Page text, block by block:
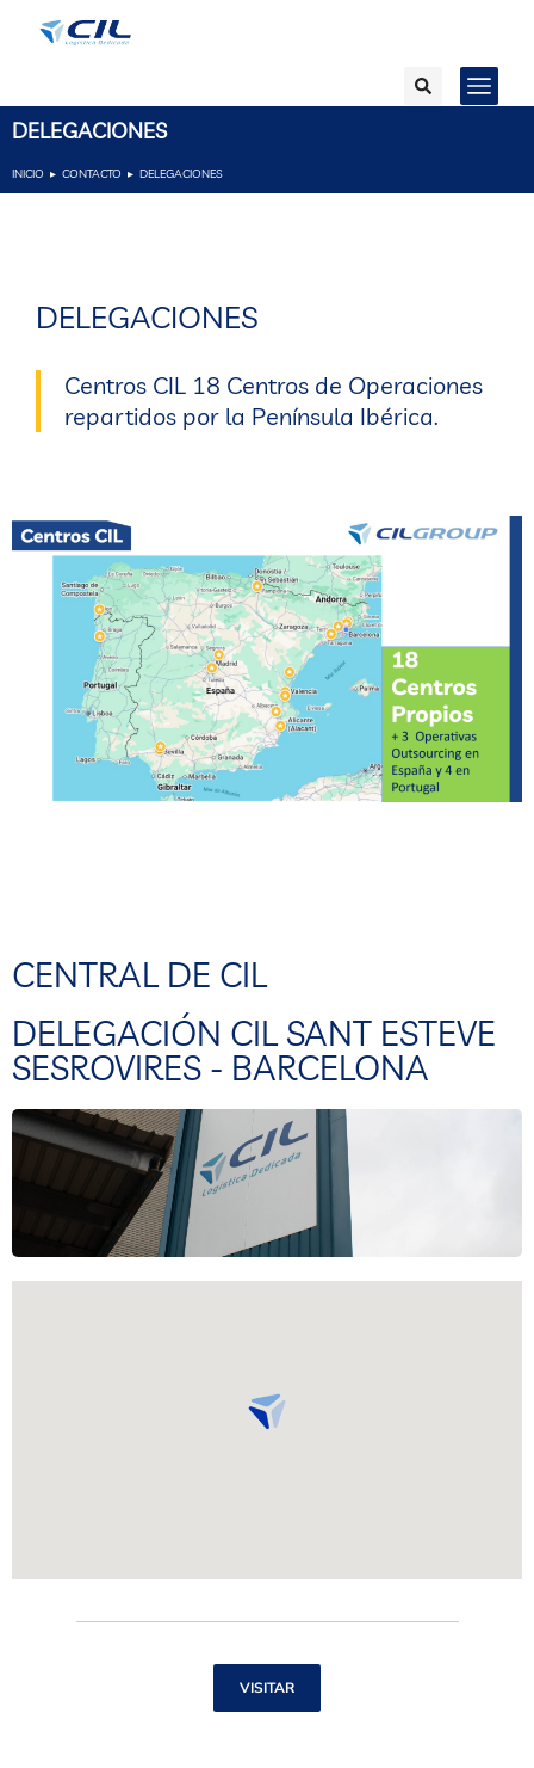
DELEGACIONES
Estás aquí:
INICIO CONTACTO DELEGACIONES
DELEGACIONES
Centros CIL 18 Centros de Operaciones
repartidos por la Península Ibérica.
CENTRAL DE CIL
DELEGACIÓN CIL SANT ESTEVE
SESROVIRES - BARCELONA
C/ Comte de Montemolín, 41, Parets del Vallès,
VISITAR